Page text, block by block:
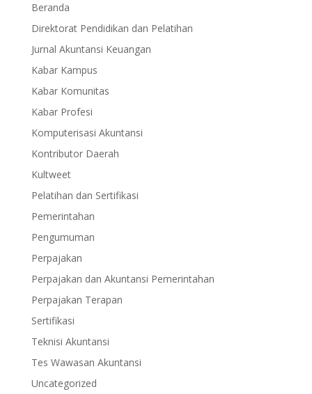
Beranda
Direktorat Pendidikan dan Pelatihan
Jurnal Akuntansi Keuangan
Kabar Kampus
Kabar Komunitas
Kabar Profesi
Komputerisasi Akuntansi
Kontributor Daerah
Kultweet
Pelatihan dan Sertifikasi
Pemerintahan
Pengumuman
Perpajakan
Perpajakan dan Akuntansi Pemerintahan
Perpajakan Terapan
Sertifikasi
Teknisi Akuntansi
Tes Wawasan Akuntansi
Uncategorized